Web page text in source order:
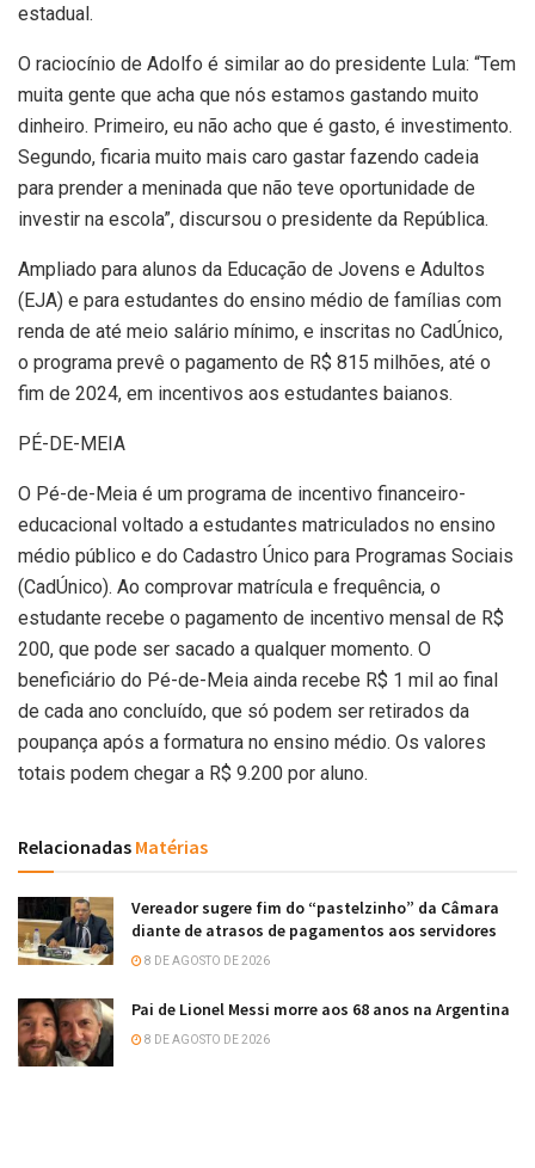
estadual.
O raciocínio de Adolfo é similar ao do presidente Lula: “Tem
muita gente que acha que nós estamos gastando muito
dinheiro. Primeiro, eu não acho que é gasto, é investimento.
Segundo, ficaria muito mais caro gastar fazendo cadeia
para prender a meninada que não teve oportunidade de
investir na escola”, discursou o presidente da República.
Ampliado para alunos da Educação de Jovens e Adultos
(EJA) e para estudantes do ensino médio de famílias com
renda de até meio salário mínimo, e inscritas no CadÚnico,
o programa prevê o pagamento de R$ 815 milhões, até o
fim de 2024, em incentivos aos estudantes baianos.
PÉ-DE-MEIA
O Pé-de-Meia é um programa de incentivo financeiro-
educacional voltado a estudantes matriculados no ensino
médio público e do Cadastro Único para Programas Sociais
(CadÚnico). Ao comprovar matrícula e frequência, o
estudante recebe o pagamento de incentivo mensal de R$
200, que pode ser sacado a qualquer momento. O
beneficiário do Pé-de-Meia ainda recebe R$ 1 mil ao final
de cada ano concluído, que só podem ser retirados da
poupança após a formatura no ensino médio. Os valores
totais podem chegar a R$ 9.200 por aluno.
Relacionadas Matérias
Vereador sugere fim do “pastelzinho” da Câmara
diante de atrasos de pagamentos aos servidores
8 DE AGOSTO DE 2026
Pai de Lionel Messi morre aos 68 anos na Argentina
8 DE AGOSTO DE 2026